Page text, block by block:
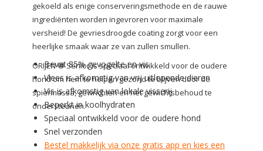
gekoeld als enige conserveringsmethode en de rauwe
ingrediënten worden ingevroren voor maximale
versheid! De gevriesdroogde coating zorgt voor een
heerlijke smaak waar ze van zullen smullen.
ORIJEN ® Senior is speciaal ontwikkeld voor de oudere
hond om hem te helpen gezond te blijven door de
spiermassa, gewrichten en het gewichtsbehoud te
ondersteunen.
Bevat 85% gevogelte en vis
Vlees is afkomstig van vrij uitlopende dieren
Vis is afkomstig van lokale visserij
Beperkt in koolhydraten
Speciaal ontwikkeld voor de oudere hond
Snel verzonden
Bestel makkelijk via onze gratis app en kies een